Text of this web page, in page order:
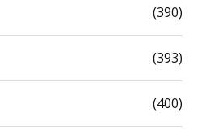
(390)
(393)
(400)